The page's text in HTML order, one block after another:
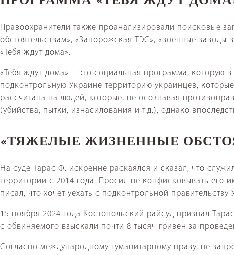
Правоохранители также проанализировали поисковые
обстоятельствам», «Запорожская ТЭС», «военные
«Тебя ждут дома».
«Тебя ждут дома» – это социальная программа, которую
подконтрольную Украине территорию украинцев,
рассчитана на людей, которые, не осознавая
(убийства, пытки, изнасилования и т.д.), однако
«ТЯЖЕЛЫЕ ЖИЗНЕННЫЕ
На суде Тарас Ф. искренне раскаялся и сказал, что
территории с 2014 года. Просил не конфисковывать его
писал, что хочет уехать с подконтрольной
15 ноября 2024 года Костопольский райсуд признал
с обвиняемого взыскали почти 8 тысяч гривен за
Согласно международному гуманитарному праву, не